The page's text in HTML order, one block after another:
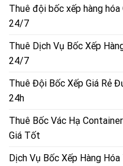
Thuê đội bốc xếp hàng
24/7
Thuê Dịch Vụ Bốc Xếp
24/7
Thuê Đội Bốc Xếp Giá Rẻ
24h
Thuê Bốc Vác Hạ
Giá Tốt
Dịch Vụ Bốc Xếp Hàng